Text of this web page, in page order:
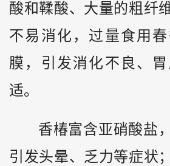
酸和鞣酸、大量的粗纤
不易消化，过量食用
膜，引发消化不良、
适。
香椿富含亚硝酸盐
引发头晕、乏力等症状